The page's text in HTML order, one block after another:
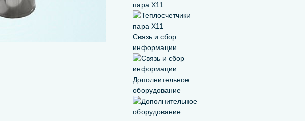
пара Х11
Связь и сбор
информации
Дополнительное
оборудование